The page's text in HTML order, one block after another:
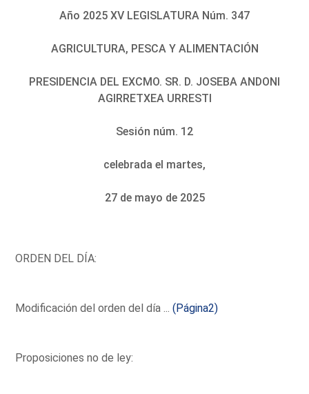
Año 2025 XV LEGISLATURA Núm. 347
AGRICULTURA, PESCA Y ALIMENTACIÓN
PRESIDENCIA DEL EXCMO. SR. D. JOSEBA ANDONI
AGIRRETXEA URRESTI
Sesión núm. 12
celebrada el martes,
27 de mayo de 2025
ORDEN DEL DÍA:
Modificación del orden del día ...(Página2)
Proposiciones no de ley: